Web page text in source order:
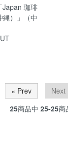
Japan 珈琲
）」（中
« Prev
Next
25商品中 25-25商